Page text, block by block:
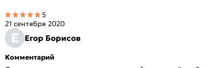
Е Егор Борисов
21 сентября 2020
5
Комментарий